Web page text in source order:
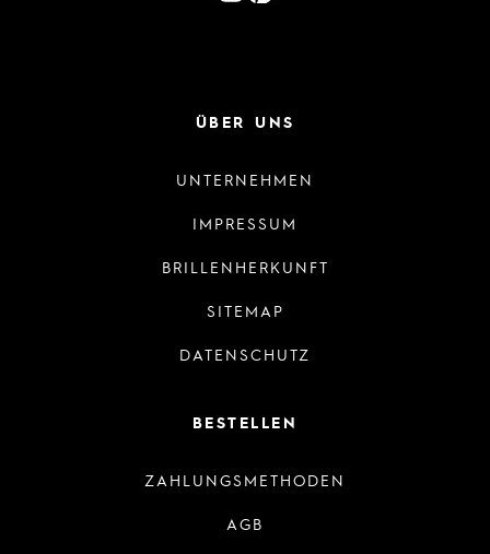
ÜBER UNS
UNTERNEHMEN
IMPRESSUM
BRILLENHERKUNFT
SITEMAP
DATENSCHUTZ
BESTELLEN
ZAHLUNGSMETHODEN
AGB